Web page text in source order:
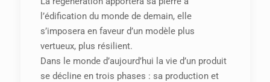
l’édification du monde de demain, elle
s’imposera en faveur d’un modèle plus
vertueux, plus résilient.
Dans le monde d’aujourd’hui la vie d’un produit
se décline en trois phases : sa production et